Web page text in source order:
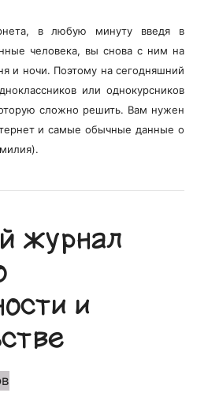
в любую минуту введя в
человека, вы снова с ним на
и ночи. Поэтому на сегодняшний
или однокурсников
сложно решить. Вам нужен
и самые обычные данные о
журнал
и